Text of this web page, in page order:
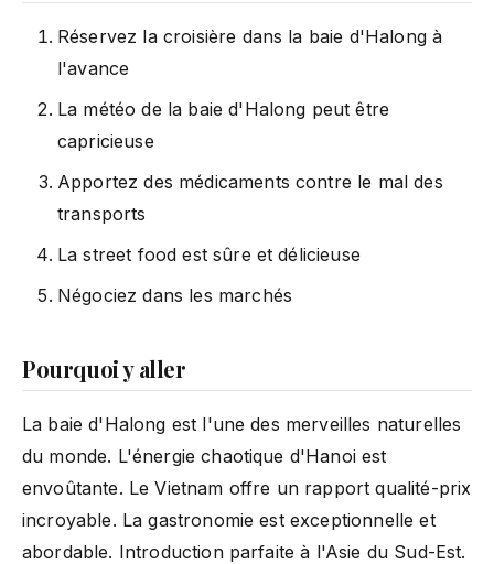
Réservez la croisière dans la baie d'Halong à
l'avance
La météo de la baie d'Halong peut être
capricieuse
Apportez des médicaments contre le mal des
transports
La street food est sûre et délicieuse
Négociez dans les marchés
Pourquoi y aller
La baie d'Halong est l'une des merveilles naturelles
du monde. L'énergie chaotique d'Hanoi est
envoûtante. Le Vietnam offre un rapport qualité-prix
incroyable. La gastronomie est exceptionnelle et
abordable. Introduction parfaite à l'Asie du Sud-Est.